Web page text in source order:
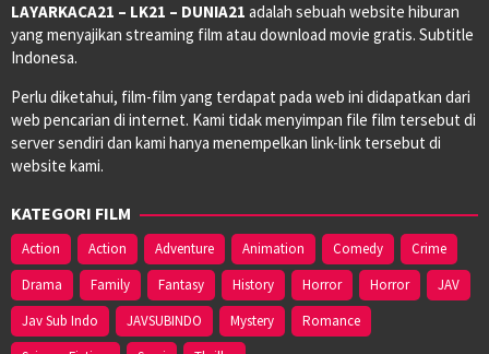
LAYARKACA21 – LK21 – DUNIA21 adalah sebuah website hiburan
yang menyajikan streaming film atau download movie gratis. Subtitle
Indonesa.
Perlu diketahui, film-film yang terdapat pada web ini didapatkan dari
web pencarian di internet. Kami tidak menyimpan file film tersebut di
server sendiri dan kami hanya menempelkan link-link tersebut di
website kami.
KATEGORI FILM
Action Action Adventure Animation Comedy
Crime
Drama
Family Fantasy History Horror Horror
JAV
Jav Sub Indo
JAVSUBINDO Mystery
Romance